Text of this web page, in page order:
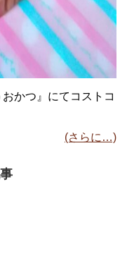
かつ』にてコストコ
(さらに…)